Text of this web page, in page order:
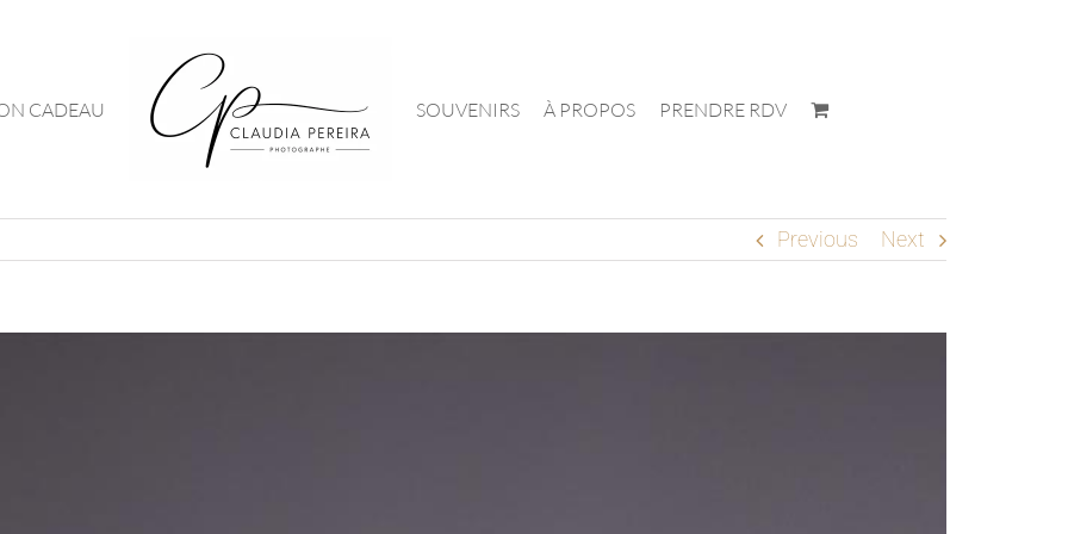
CADEAU SOUVENIRS À PROPOS PRENDRE RDV
Previous Next